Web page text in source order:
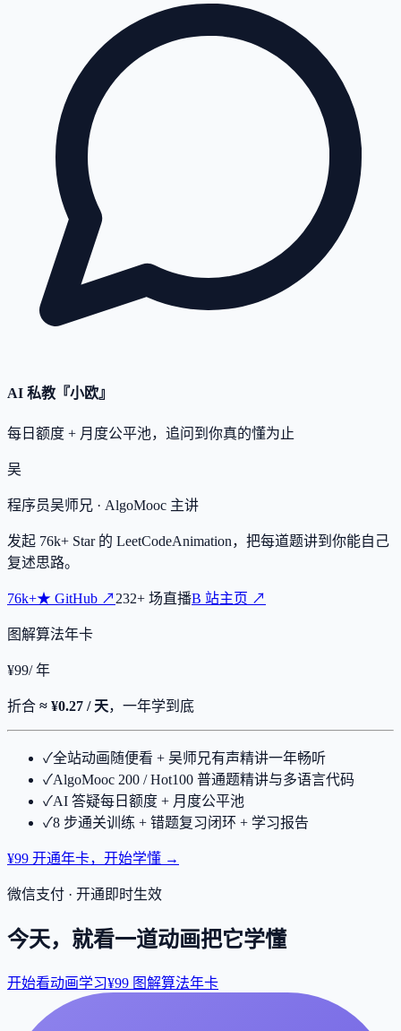
AI 私教『小欧』
每日额度 + 月度公平池，追问到你真的懂为止
吴
程序员吴师兄 · AlgoMooc 主讲
发起 76k+ Star 的 LeetCodeAnimation，把每道题讲到你能自己
复述思路。
76k+★ GitHub ↗232+ 场直播B 站主页 ↗
图解算法年卡
¥99/ 年
折合 ≈ ¥0.27 / 天，一年学到底
✓全站动画随便看 + 吴师兄有声精讲一年畅听
✓AlgoMooc 200 / Hot100 普通题精讲与多语言代码
✓AI 答疑每日额度 + 月度公平池
✓8 步通关训练 + 错题复习闭环 + 学习报告
¥99 开通年卡，开始学懂 →
微信支付 · 开通即时生效
今天，就看一道动画把它学懂
开始看动画学习¥99 图解算法年卡